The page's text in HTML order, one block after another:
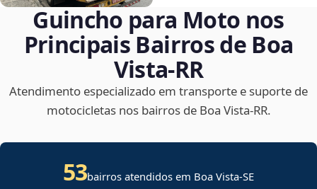
Guincho para Moto nos
Principais Bairros de Boa
Vista‑RR
Atendimento especializado em transporte e suporte de
motocicletas nos bairros de Boa Vista‑RR.
53bairros atendidos em Boa Vista-SE